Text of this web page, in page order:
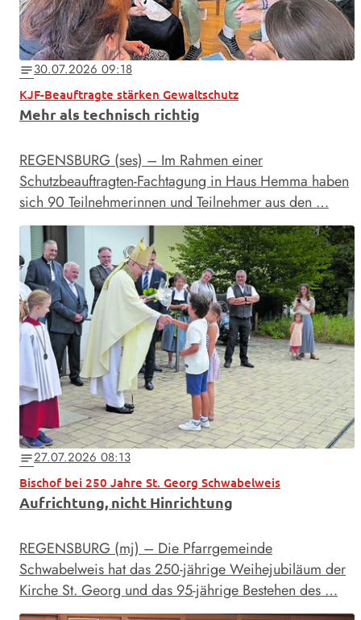
notes30.07.2026 09:18
KJF-Beauftragte stärken Gewaltschutz
Mehr als technisch richtig
REGENSBURG (ses) – Im Rahmen einer
Schutzbeauftragten-Fachtagung in Haus Hemma haben
sich 90 Teilnehmerinnen und Teilnehmer aus den …
notes27.07.2026 08:13
Bischof bei 250 Jahre St. Georg Schwabelweis
Aufrichtung, nicht Hinrichtung
REGENSBURG (mj) – Die Pfarrgemeinde
Schwabelweis hat das 250-jährige Weihejubiläum der
Kirche St. Georg und das 95-jährige Bestehen des …